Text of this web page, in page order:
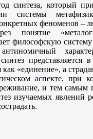
синтеза, который
системы
феноменов –
понятие
философскую
представляется
как «единение», а
аспекте, при
и тем самым
изучаемых явлений